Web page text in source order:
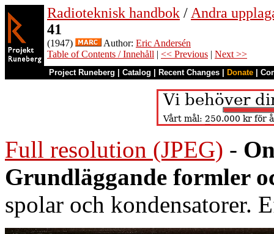
Radioteknisk handbok / Andra
41
(1947) Author: Eric Andersén
Table of Contents / Innehåll | << Previous | Next >>
Project Runeberg Catalog Recent Changes Donate
Full resolution (JPEG) -
Grundläggande formler
spolar och kondensatorer.